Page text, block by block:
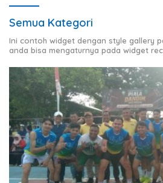
Semua Kategori
Ini contoh widget dengan style gallery
anda bisa mengaturnya pada widget